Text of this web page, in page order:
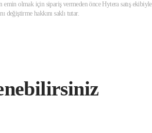
emin olmak için sipariş vermeden önce Hytera satış
değiştirme hakkını saklı tutar.